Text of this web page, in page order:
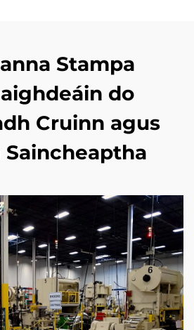
Stampa
do
Cruinn agus